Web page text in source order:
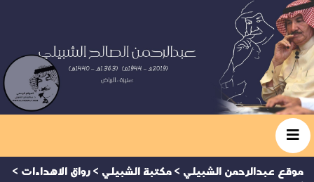
موقع عبدالرحمن الشبيلي > مكتبة الشبيلي > رواق الاهداءات >